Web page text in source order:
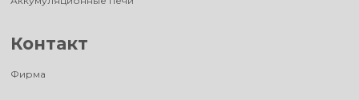
Контакт
Фирма